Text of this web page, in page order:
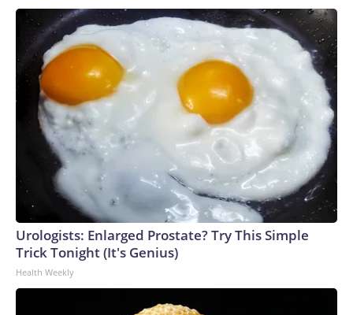
Urologists: Enlarged Prostate? Try This Simple
Trick Tonight (It's Genius)
Health Weekly